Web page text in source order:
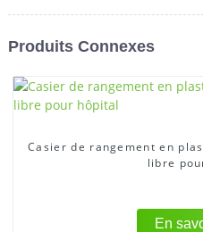
Produits Connexes
Casier de rangement en
libre
En